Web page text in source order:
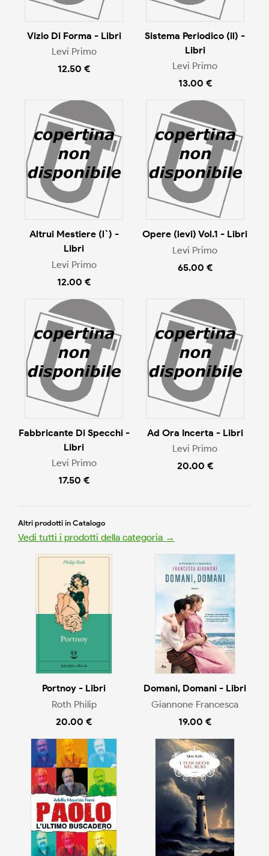
Vizio Di Forma - Libri
Levi Primo
12.50 €
Sistema Periodico (il) -
Libri
Levi Primo
13.00 €
Altrui Mestiere (l`) -
Libri
Levi Primo
12.00 €
Opere (levi) Vol.1 - Libri
Levi Primo
65.00 €
Fabbricante Di Specchi -
Libri
Levi Primo
17.50 €
Ad Ora Incerta - Libri
Levi Primo
20.00 €
Altri prodotti in Catalogo
Vedi tutti i prodotti della categoria →
Portnoy - Libri
Roth Philip
20.00 €
Domani, Domani - Libri
Giannone Francesca
19.00 €